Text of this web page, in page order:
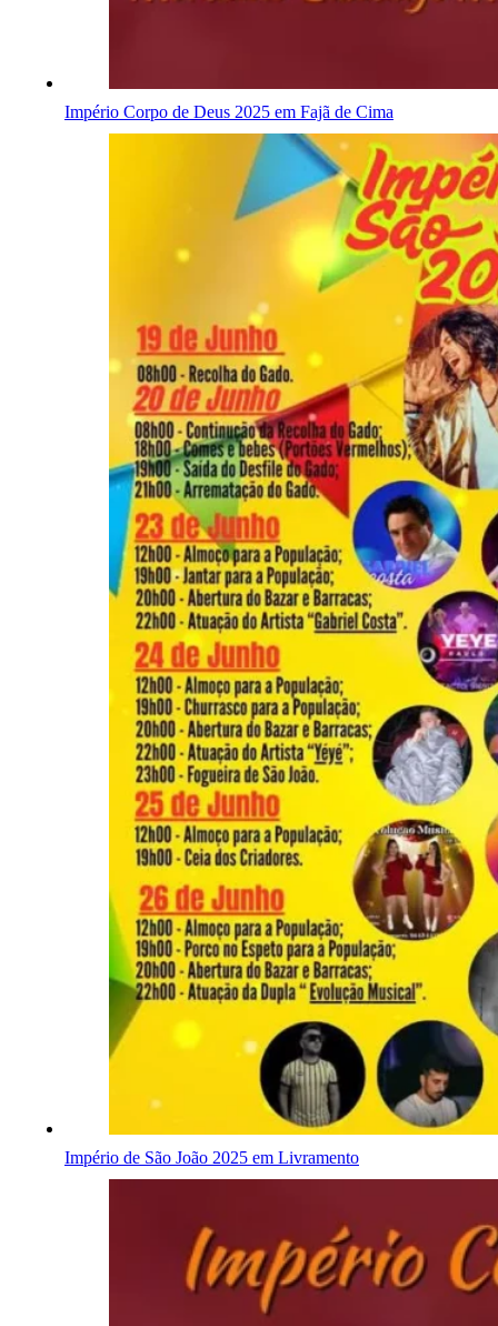
Império Corpo de Deus 2025 em Fajã de Cima
Império de São João 2025 em Livramento